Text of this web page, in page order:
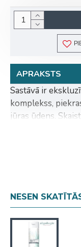
APRAKSTS
Sastāvā ir
komplekss,
jūras ūdens.
INGREDIENTS :
CAPRYLIC/
NESEN